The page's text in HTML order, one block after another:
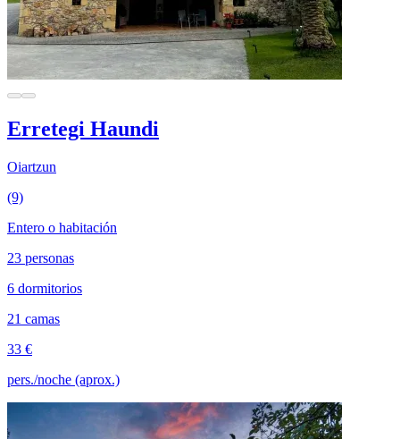
Erretegi Haundi
Oiartzun
(9)
Entero o habitación
23 personas
6 dormitorios
21 camas
33 €
pers./noche (aprox.)